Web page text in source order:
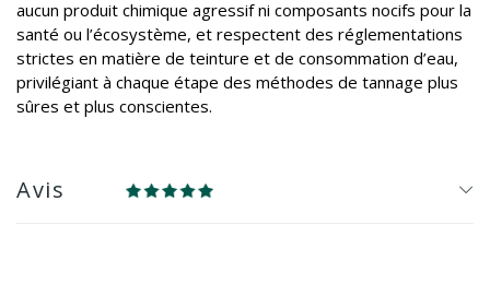
aucun produit chimique agressif ni composants nocifs pour la
santé ou l’écosystème, et respectent des réglementations
strictes en matière de teinture et de consommation d’eau,
privilégiant à chaque étape des méthodes de tannage plus
sûres et plus conscientes.
Avis